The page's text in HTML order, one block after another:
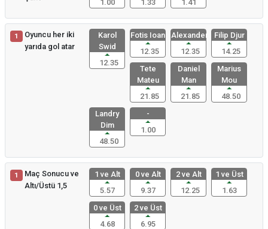
1.00
1.33
1.41
1
Oyuncu her iki
yarıda gol atar
Karol
Swid
12.35
Fotis Ioan
12.35
Alexander
12.35
Filip Djur
14.25
Tete
Mateu
21.85
Daniel
Man
21.85
Marius
Mou
48.50
Landry
Dim
48.50
-
1.00
1
Maç Sonucu ve
Altı/Üstü 1,5
1 ve Alt
5.57
0 ve Alt
9.37
2 ve Alt
12.25
1 ve Üst
1.63
0 ve Üst
4.68
2 ve Üst
6.95